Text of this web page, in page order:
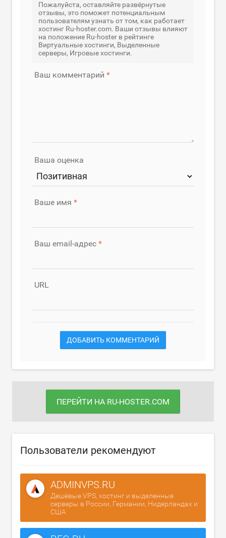
Пожалуйста, оставляйте развёрнутые
отзывы, это поможет потенциальным
пользователям узнать от том, как работает
хостинг Ru-hoster.com. Ваши отзывы влияют
на положение Ru-hoster в рейтинге
Виртуальные хостинги, Выделенные
серверы, Игровые хостинги.
Ваш комментарий
Ваша оценка
Ваше имя
Ваш email-адрес
URL
ДОБАВИТЬ КОММЕНТАРИЙ
ПЕРЕЙТИ НА RU-HOSTER.COM
Пользователи рекомендуют
ADMINVPS.RU
Дешёвые VPS, хостинг и выделенные
серверы в России, Германии, Нидерландах и
США